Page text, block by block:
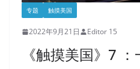
专题 触摸美国
2022年9月21日 Editor 15
《触摸美国》7